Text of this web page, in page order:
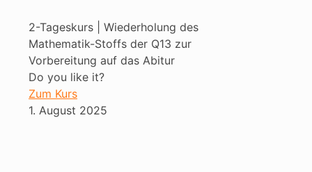
2-Tageskurs | Wiederholung des
Mathematik-Stoffs der Q13 zur
Vorbereitung auf das Abitur
Do you like it?
Zum Kurs
1. August 2025